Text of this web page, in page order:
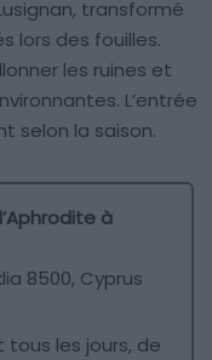
transformé
lors des fouilles.
les ruines et
L’entrée
selon la saison.
à
8500, Cyprus
tous les jours, de